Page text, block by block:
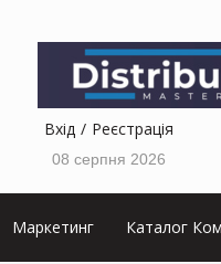
Вхід Реєстрація
08 серпня 2026
Маркетинг Каталог